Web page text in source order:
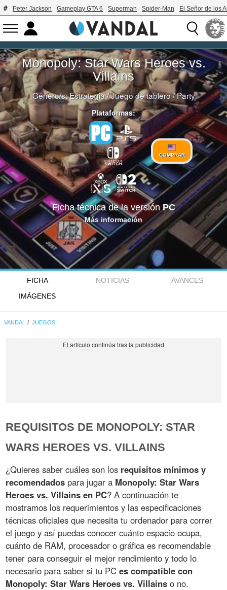
Peter Jackson Gameplay GTA 6 Superman Spider-Man El Señor de los
Monopoly: Star Wars Heroes vs.
Villains
Género/s:Estrategia/Juego de tablero/Party
Plataformas:
COMPRAR
Ficha técnica de la versiónPC
Más información
FICHA NOTICIAS
AVANCES
IMÁGENES
VANDAL JUEGOS
REQUISITOS DE MONOPOLY: STAR
WARS HEROES VS. VILLAINS
¿Quieres saber cuáles son los requisitos mínimos y
recomendados para jugar a Monopoly: Star Wars
Heroes vs. Villains en PC? A continuación te
mostramos los requerimientos y las especificaciones
técnicas oficiales que necesita tu ordenador para correr
el juego y así puedas conocer cuánto espacio ocupa,
cuánto de RAM, procesador o gráfica es recomendable
tener para conseguir el mejor rendimiento y todo lo
necesario para saber si tu PCes compatible con
Monopoly: Star Wars Heroes vs. Villains o no.